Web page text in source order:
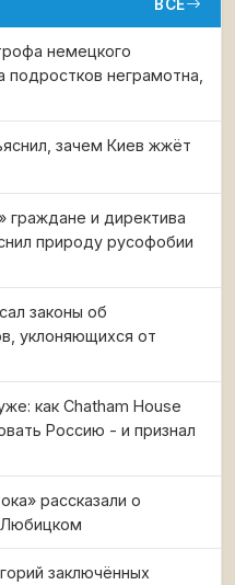
ВСЁ
немецкого
подростков неграмотна,
зачем Киев жжёт
граждане и директива
природу русофобии
законы об
уклоняющихся от
как Chatham House
Россию - и признал
рассказали о
заключённых